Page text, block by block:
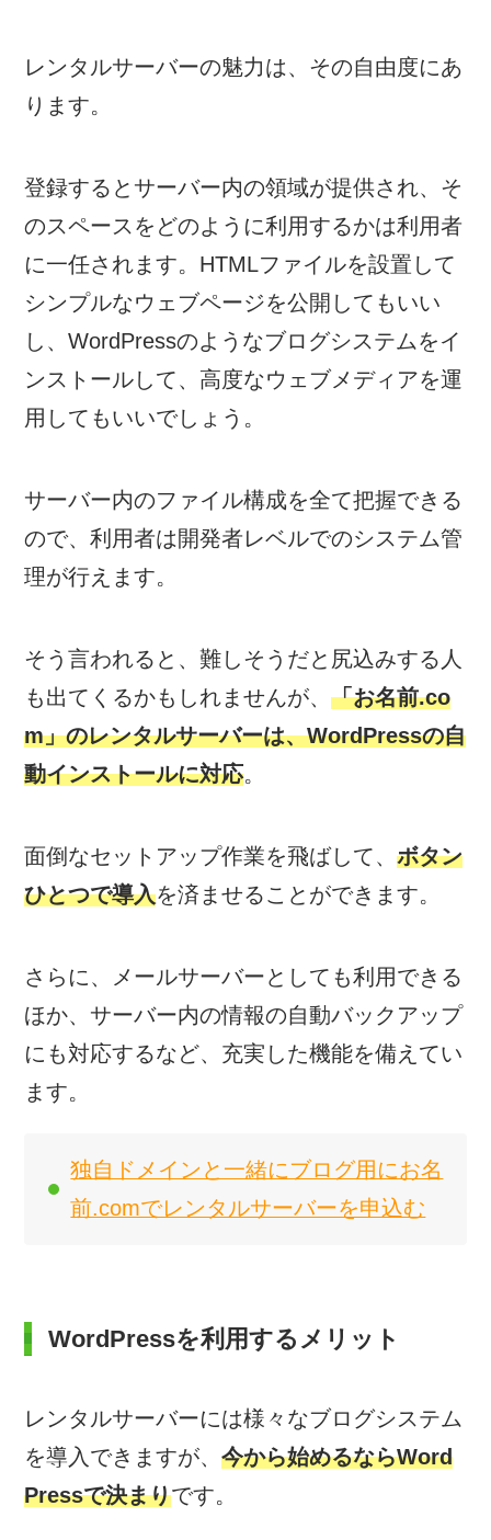
レンタルサーバーの魅力は、その自由度にあ
ります。
登録するとサーバー内の領域が提供され、そ
のスペースをどのように利用するかは利用者
に一任されます。HTMLファイルを設置して
シンプルなウェブページを公開してもいい
し、WordPressのようなブログシステムをイ
ンストールして、高度なウェブメディアを運
用してもいいでしょう。
サーバー内のファイル構成を全て把握できる
ので、利用者は開発者レベルでのシステム管
理が行えます。
そう言われると、難しそうだと尻込みする人
も出てくるかもしれませんが、「お名前.co
m」のレンタルサーバーは、WordPressの自
動インストールに対応。
面倒なセットアップ作業を飛ばして、ボタン
ひとつで導入を済ませることができます。
さらに、メールサーバーとしても利用できる
ほか、サーバー内の情報の自動バックアップ
にも対応するなど、充実した機能を備えてい
ます。
独自ドメインと一緒にブログ用にお名
前.comでレンタルサーバーを申込む
WordPressを利用するメリット
レンタルサーバーには様々なブログシステム
を導入できますが、今から始めるならWord
Pressで決まりです。